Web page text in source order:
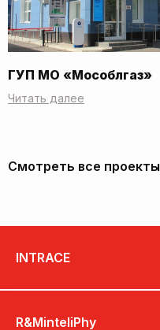
ГУП МО «Мособлгаз»
Читать далее
Смотреть все проекты
INTRACE
R&MinteliPhy